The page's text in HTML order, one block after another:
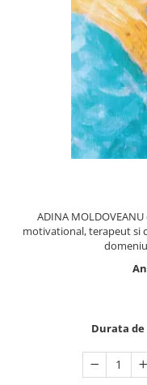
ReConnect
ScienceConnection
SelfConnect
SelfHealing
Senzatii/Thriller
SF & Fantasy
Teens Book Club
Instrumente si Truse
Seturi scolare
Consumabile & Accesorii
COLOREAZA CU
Pot desena minunat
Sa coloram cu Nicol
Carti educative
Codul copiilor de succes
Copii 0-7 ani
Dezvoltare personala
Legende istorice
Puzzle 3D Lemn
ADINA
motivational, terapeut si
Durata